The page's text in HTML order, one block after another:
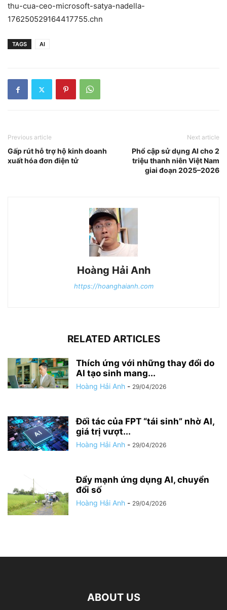
thu-cua-ceo-microsoft-satya-nadella-
176250529164417755.chn
TAGS AI
Previous article
Gấp rút hỗ trợ hộ kinh doanh
xuất hóa đơn điện tử
Next article
Phổ cập sử dụng AI cho 2
triệu thanh niên Việt Nam
giai đoạn 2025–2026
Hoàng Hải Anh
https://hoanghaianh.com
RELATED ARTICLES
Thích ứng với những thay đổi do
AI tạo sinh mang...
Hoàng Hải Anh - 29/04/2026
Đối tác của FPT “tái sinh” nhờ AI,
giá trị vượt...
Hoàng Hải Anh - 29/04/2026
Đẩy mạnh ứng dụng AI, chuyển
đổi số
Hoàng Hải Anh - 29/04/2026
ABOUT US